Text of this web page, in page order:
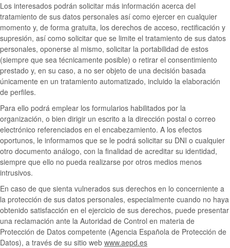
Los interesados podrán solicitar más información acerca del
tratamiento de sus datos personales así como ejercer en cualquier
momento y, de forma gratuita, los derechos de acceso, rectificación y
supresión, así como solicitar que se limite el tratamiento de sus datos
personales, oponerse al mismo, solicitar la portabilidad de estos
(siempre que sea técnicamente posible) o retirar el consentimiento
prestado y, en su caso, a no ser objeto de una decisión basada
únicamente en un tratamiento automatizado, incluido la elaboración
de perfiles.
Para ello podrá emplear los formularios habilitados por la
organización, o bien dirigir un escrito a la dirección postal o correo
electrónico referenciados en el encabezamiento. A los efectos
oportunos, le informamos que se le podrá solicitar su DNI o cualquier
otro documento análogo, con la finalidad de acreditar su identidad,
siempre que ello no pueda realizarse por otros medios menos
intrusivos.
En caso de que sienta vulnerados sus derechos en lo concerniente a
la protección de sus datos personales, especialmente cuando no haya
obtenido satisfacción en el ejercicio de sus derechos, puede presentar
una reclamación ante la Autoridad de Control en materia de
Protección de Datos competente (Agencia Española de Protección de
Datos), a través de su sitio web www.aepd.es